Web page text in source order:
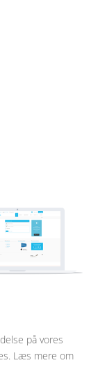
på vores
Læs mere om